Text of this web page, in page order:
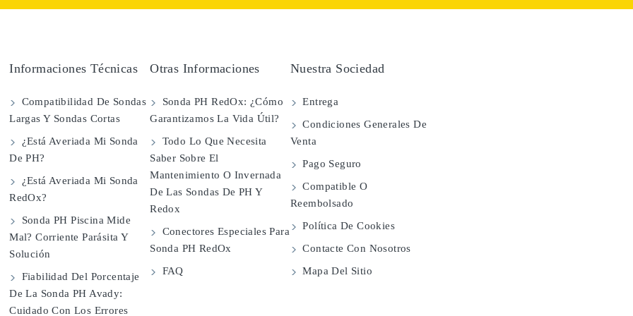
Informaciones Técnicas
Compatibilidad De Sondas
Largas Y Sondas Cortas
¿Está Averiada Mi Sonda
De PH?
¿Está Averiada Mi Sonda
RedOx?
Sonda PH Piscina Mide
Mal? Corriente Parásita Y
Solución
Fiabilidad Del Porcentaje
De La Sonda PH Avady:
Cuidado Con Los Errores
Otras Informaciones
Sonda PH RedOx: ¿Cómo
Garantizamos La Vida Útil?
Todo Lo Que Necesita
Saber Sobre El
Mantenimiento O Invernada
De Las Sondas De PH Y
Redox
Conectores Especiales Para
Sonda PH RedOx
FAQ
Nuestra Sociedad
Entrega
Condiciones Generales De
Venta
Pago Seguro
Compatible O
Reembolsado
Política De Cookies
Contacte Con Nosotros
Mapa Del Sitio